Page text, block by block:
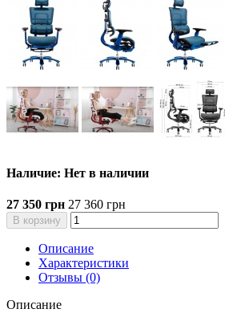
Наличие: Нет в наличии
27 350 грн 27 360 грн
В корзину
Описание
Характеристики
Отзывы (0)
Описание